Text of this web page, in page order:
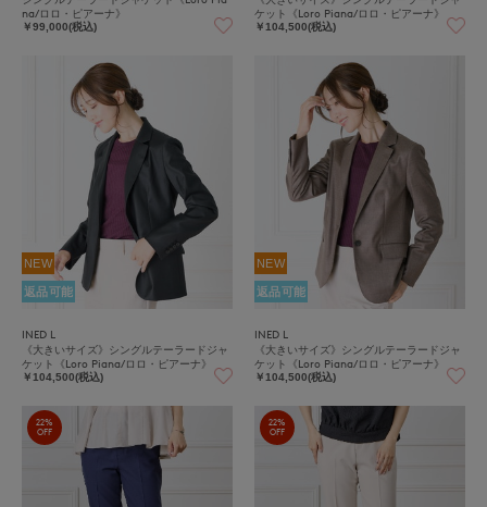
na/ロロ・ピアーナ》
￥99,000(税込)
ケット《Loro Piana/ロロ・ピアーナ》
￥104,500(税込)
NEW
返品可能
INED L
《大きいサイズ》シングルテーラードジャ
ケット《Loro Piana/ロロ・ピアーナ》
￥104,500(税込)
NEW
返品可能
INED L
《大きいサイズ》シングルテーラードジャ
ケット《Loro Piana/ロロ・ピアーナ》
￥104,500(税込)
22%
OFF
22%
OFF